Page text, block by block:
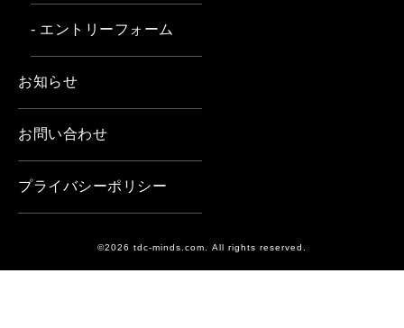
- エントリーフォーム
お知らせ
お問い合わせ
プライバシーポリシー
©2026 tdc-minds.com. All rights reserved.